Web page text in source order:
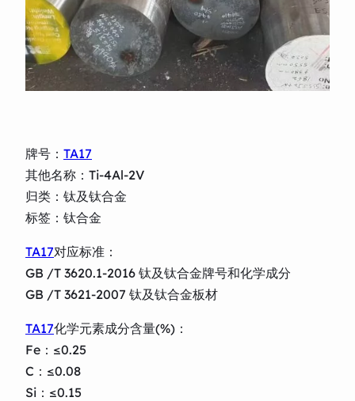
牌号： TA17
其他名称：Ti-4Al-2V
归类：钛及钛合金
标签：钛合金
TA17对应标准：
GB /T 3620.1-2016 钛及钛合金牌号和化学成分
GB /T 3621-2007 钛及钛合金板材
TA17化学元素成分含量(%)：
Fe：≤0.25
C：≤0.08
Si：≤0.15